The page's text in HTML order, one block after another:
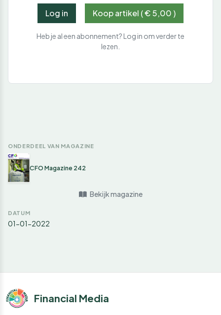
Log in Koop artikel ( € 5,00 )
Heb je al een abonnement? Log in om verder te
lezen.
ONDERDEEL VAN MAGAZINE
CFO Magazine 242
Bekijk magazine
DATUM
01-01-2022
Financial Media